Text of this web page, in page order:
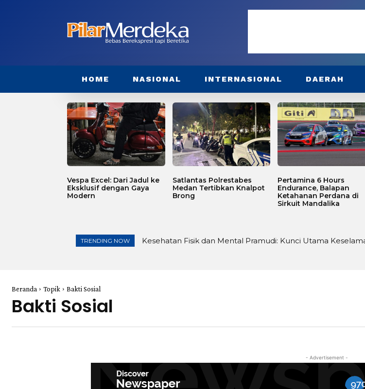
HOME NASIONAL INTERNASIONAL DAERAH
Vespa Excel: Dari Jadul ke
Eksklusif dengan Gaya
Modern
Satlantas Polrestabes
Medan Tertibkan Knalpot
Brong
Pertamina 6 Hours
Endurance, Balapan
Ketahanan Perdana di
Sirkuit Mandalika
TRENDING NOW Kesehatan Fisik dan Mental Pramudi: Kunci Utama
Beranda Topik Bakti Sosial
Bakti Sosial
- Advertisement -